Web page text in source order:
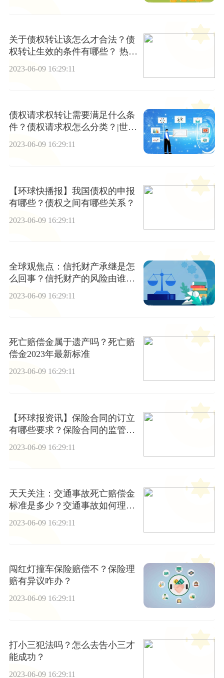
关于债权转让该怎么才合法？债
权转让生效的条件有哪些？ 热推
2023-06-09 16:29:11
债权请求权转让需要满足什么条
件？债权请求权怎么分类？|世界
聚焦
2023-06-09 16:29:11
【环球快播报】我国债权的申报
有哪些？债权之间有哪些关系？
2023-06-09 16:29:11
全球观焦点：信托财产承继是怎
么回事？信托财产的风险由谁负
2023-06-09 16:29:11
死亡赔偿金属于遗产吗？死亡赔
偿金2023年最新标准
2023-06-09 16:29:11
【环球报资讯】保险合同的订立
有哪些要求？保险合同的监管方
2023-06-09 16:29:11
天天关注：交通事故死亡赔偿金
标准是多少？交通事故如何理
赔？
2023-06-09 16:29:11
闯红灯撞车保险赔偿不？保险理
赔有异议咋办？
2023-06-09 16:29:11
打小三犯法吗？怎么去告小三才
能成功？
2023-06-09 16:29:11